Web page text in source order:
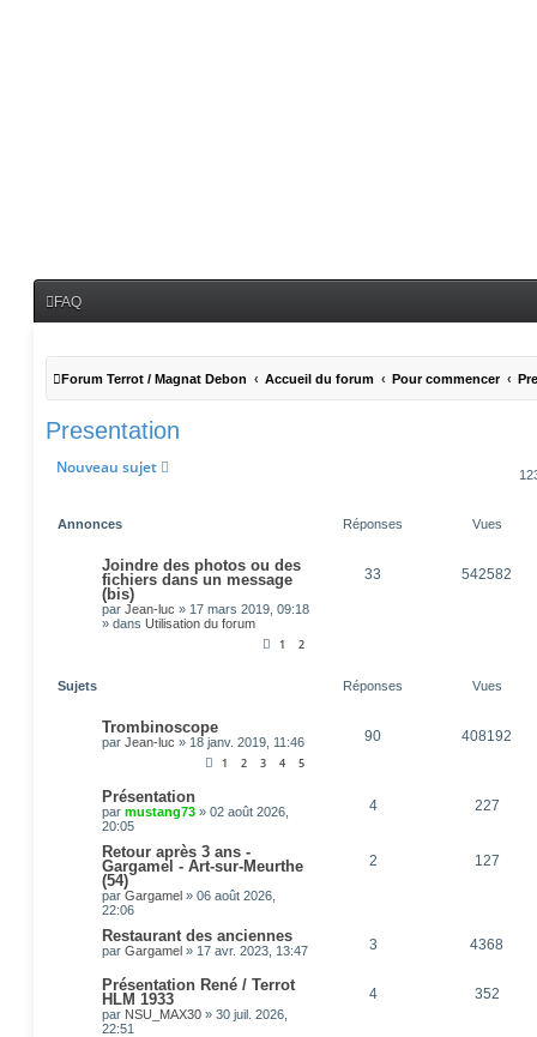
FAQ
Forum Terrot / Magnat Debon Accueil du forum Pour commencer
Presentation
Nouveau sujet
Annonces Réponses Vues
Joindre des photos ou des
fichiers dans un message
(bis)
par Jean-luc » 17 mars 2019, 09:18
» dans Utilisation du forum
1 2
33 542582
Sujets Réponses Vues
Trombinoscope
par Jean-luc » 18 janv. 2019, 11:46
1 2 3 4 5
90 408192
Présentation
par mustang73 » 02 août 2026,
20:05
4 227
Retour après 3 ans -
Gargamel - Art-sur-Meurthe
(54)
par Gargamel » 06 août 2026,
22:06
2 127
Restaurant des anciennes
par Gargamel » 17 avr. 2023, 13:47 3 4368
Présentation René / Terrot
HLM 1933
par NSU_MAX30 » 30 juil. 2026,
22:51
4 352